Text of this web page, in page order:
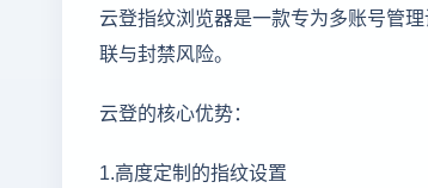
云登指纹浏览器是一款专为多账号管
联与封禁风险。
云登的核心优势：
1.高度定制的指纹设置